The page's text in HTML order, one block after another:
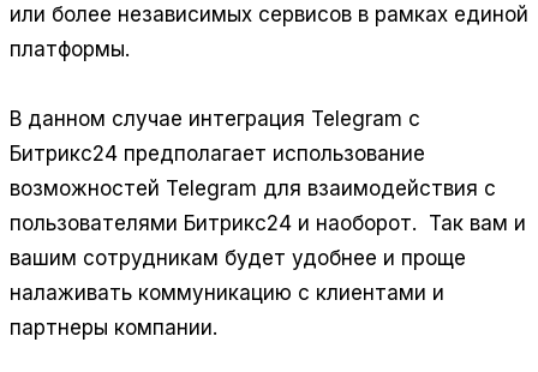
или более независимых сервисов в рамках единой
платформы.
В данном случае интеграция Telegram с
Битрикс24 предполагает использование
возможностей Telegram для взаимодействия с
пользователями Битрикс24 и наоборот. Так вам и
вашим сотрудникам будет удобнее и проще
налаживать коммуникацию с клиентами и
партнеры компании.